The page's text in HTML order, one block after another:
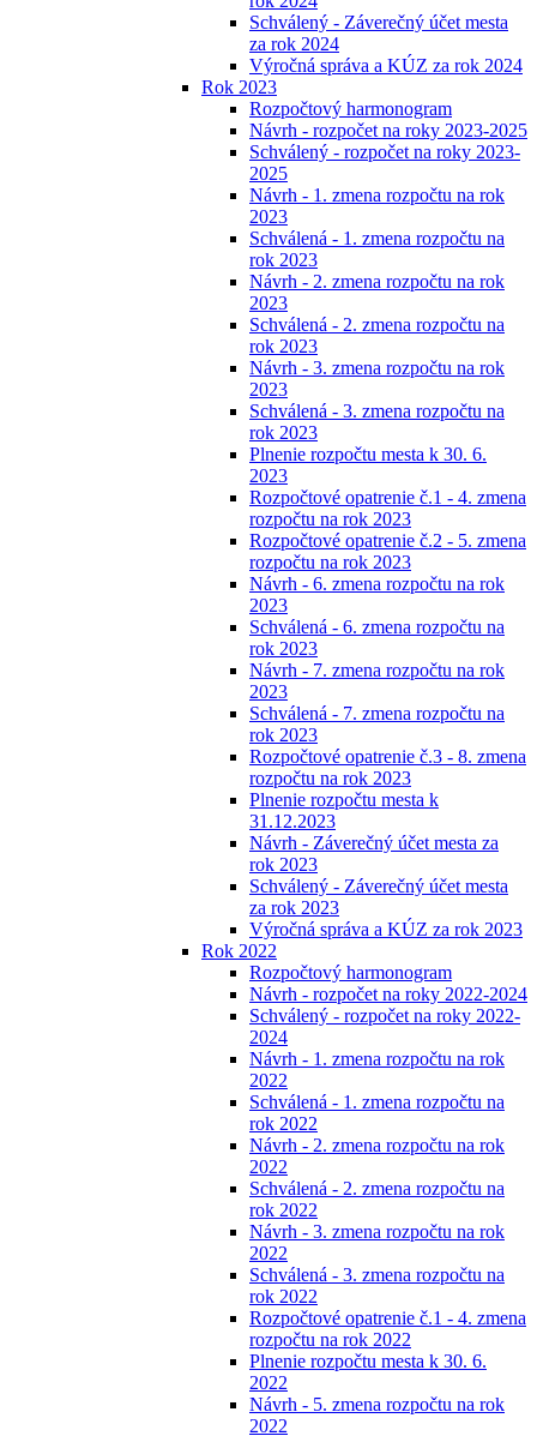
Schválený - Záverečný účet mesta
za rok 2024
Výročná správa a KÚZ za rok 2024
Rok 2023
Rozpočtový harmonogram
Návrh - rozpočet na roky 2023-2025
Schválený - rozpočet na roky 2023-
2025
Návrh - 1. zmena rozpočtu na rok
2023
Schválená - 1. zmena rozpočtu na
rok 2023
Návrh - 2. zmena rozpočtu na rok
2023
Schválená - 2. zmena rozpočtu na
rok 2023
Návrh - 3. zmena rozpočtu na rok
2023
Schválená - 3. zmena rozpočtu na
rok 2023
Plnenie rozpočtu mesta k 30. 6.
2023
Rozpočtové opatrenie č.1 - 4. zmena
rozpočtu na rok 2023
Rozpočtové opatrenie č.2 - 5. zmena
rozpočtu na rok 2023
Návrh - 6. zmena rozpočtu na rok
2023
Schválená - 6. zmena rozpočtu na
rok 2023
Návrh - 7. zmena rozpočtu na rok
2023
Schválená - 7. zmena rozpočtu na
rok 2023
Rozpočtové opatrenie č.3 - 8. zmena
rozpočtu na rok 2023
Plnenie rozpočtu mesta k
31.12.2023
Návrh - Záverečný účet mesta za
rok 2023
Schválený - Záverečný účet mesta
za rok 2023
Výročná správa a KÚZ za rok 2023
Rok 2022
Rozpočtový harmonogram
Návrh - rozpočet na roky 2022-2024
Schválený - rozpočet na roky 2022-
2024
Návrh - 1. zmena rozpočtu na rok
2022
Schválená - 1. zmena rozpočtu na
rok 2022
Návrh - 2. zmena rozpočtu na rok
2022
Schválená - 2. zmena rozpočtu na
rok 2022
Návrh - 3. zmena rozpočtu na rok
2022
Schválená - 3. zmena rozpočtu na
rok 2022
Rozpočtové opatrenie č.1 - 4. zmena
rozpočtu na rok 2022
Plnenie rozpočtu mesta k 30. 6.
2022
Návrh - 5. zmena rozpočtu na rok
2022